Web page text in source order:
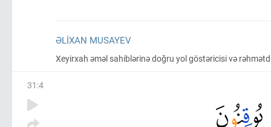
ƏLIXAN MUSAYEV
Xeyirxah əməl sahiblərinə doğru yol göstəricisi və
31 :4